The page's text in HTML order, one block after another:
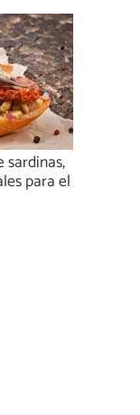
para el